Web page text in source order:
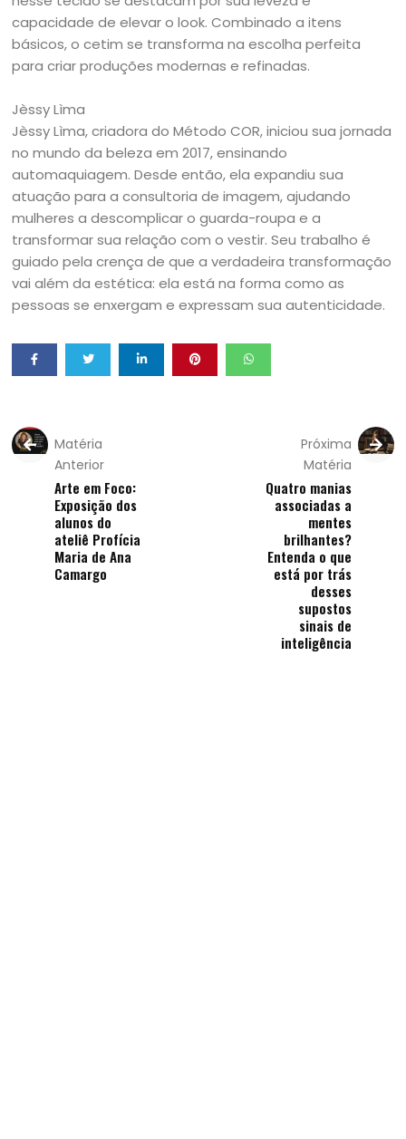
capacidade de elevar o look. Combinado a itens
básicos, o cetim se transforma na escolha perfeita
para criar produções modernas e refinadas.
Jèssy Lìma
Jèssy Lìma, criadora do Método COR, iniciou sua jornada
no mundo da beleza em 2017, ensinando
automaquiagem. Desde então, ela expandiu sua
atuação para a consultoria de imagem, ajudando
mulheres a descomplicar o guarda-roupa e a
transformar sua relação com o vestir. Seu trabalho é
guiado pela crença de que a verdadeira transformação
vai além da estética: ela está na forma como as
pessoas se enxergam e expressam sua autenticidade.
Matéria
Anterior
Arte em Foco:
Exposição dos
alunos do
ateliê Profícia
Maria de Ana
Camargo
Próxima
Matéria
Quatro manias
associadas a
mentes
brilhantes?
Entenda o que
está por trás
desses
supostos
sinais de
inteligência